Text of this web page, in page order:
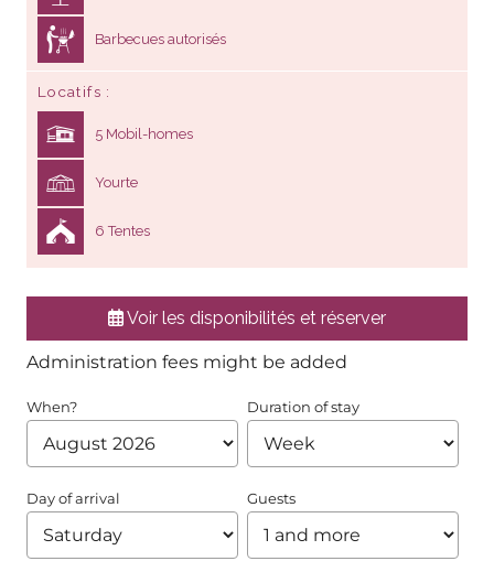
Barbecues autorisés
Locatifs
5 Mobil-homes
Yourte
6 Tentes
Voir les disponibilités et réserver